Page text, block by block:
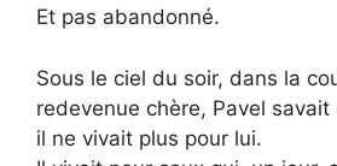
Et pas abandonné.
Sous le ciel du soir, dans la
redevenue chère, Pavel savait
il ne vivait plus pour lui.